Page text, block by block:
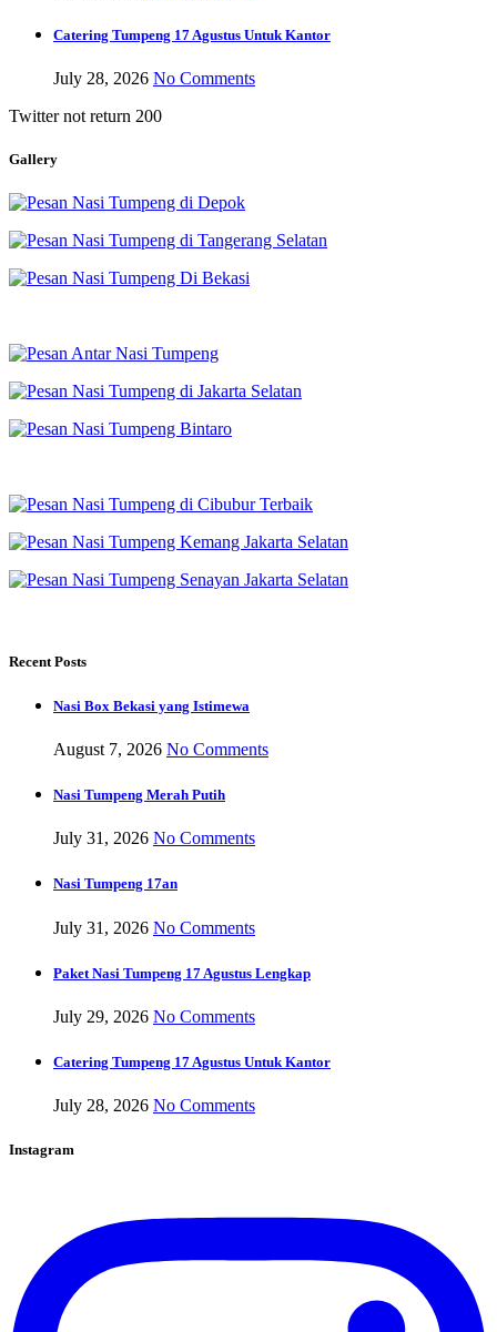
Catering Tumpeng 17 Agustus Untuk Kantor
July 28, 2026 No Comments
Twitter not return 200
Gallery
Recent Posts
Nasi Box Bekasi yang Istimewa
August 7, 2026 No Comments
Nasi Tumpeng Merah Putih
July 31, 2026 No Comments
Nasi Tumpeng 17an
July 31, 2026 No Comments
Paket Nasi Tumpeng 17 Agustus Lengkap
July 29, 2026 No Comments
Catering Tumpeng 17 Agustus Untuk Kantor
July 28, 2026 No Comments
Instagram